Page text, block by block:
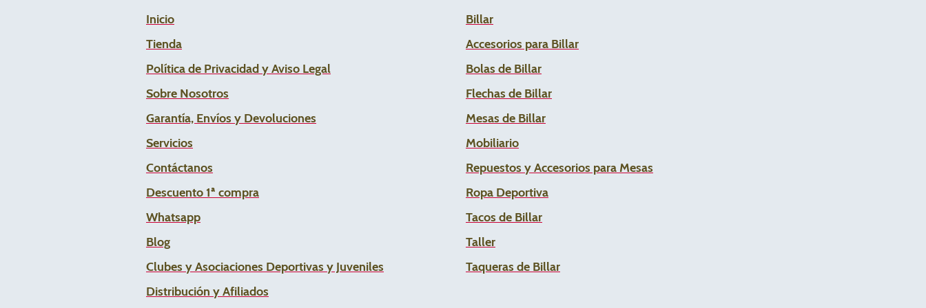
Inicio
Tienda
Política de Privacidad y Aviso Legal
Sobre Nosotros
Garantía, Envíos y Devoluciones
Servicios
Contáctanos
Descuento 1ª compra
Whatsapp
Blog
Clubes y Asociaciones Deportivas y Juveniles
Distribución y Afiliados
Billar
Accesorios para Billar
Bolas de Billar
Flechas de Billar
Mesas de Billar
Mobiliario
Repuestos y Accesorios para Mesas
Ropa Deportiva
Tacos de Billar
Taller
Taqueras de Billar